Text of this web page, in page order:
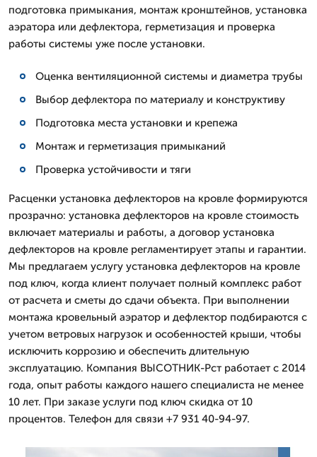
подготовка примыкания, монтаж кронштейнов, установка
аэратора или дефлектора, герметизация и проверка
работы системы уже после установки.
Оценка вентиляционной системы и диаметра трубы
Выбор дефлектора по материалу и конструктиву
Подготовка места установки и крепежа
Монтаж и герметизация примыканий
Проверка устойчивости и тяги
Расценки установка дефлекторов на кровле формируются
прозрачно: установка дефлекторов на кровле стоимость
включает материалы и работы, а договор установка
дефлекторов на кровле регламентирует этапы и гарантии.
Мы предлагаем услугу установка дефлекторов на кровле
под ключ, когда клиент получает полный комплекс работ
от расчета и сметы до сдачи объекта. При выполнении
монтажа кровельный аэратор и дефлектор подбираются с
учетом ветровых нагрузок и особенностей крыши, чтобы
исключить коррозию и обеспечить длительную
эксплуатацию. Компания ВЫСОТНИК-Рст работает с 2014
года, опыт работы каждого нашего специалиста не менее
10 лет. При заказе услуги под ключ скидка от 10
процентов. Телефон для связи +7 931 40-94-97.